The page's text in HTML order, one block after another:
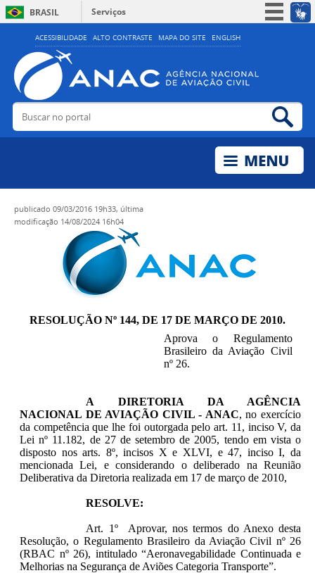
ACESSIBILIDADE ALTO CONTRASTE MAPA DO SITE ENGLISH
BRASIL
Serviços
Simplifique!
Acesso à informação
Legislação
Buscar no portal
publicado 09/03/2016 19h33, última
modificação 14/08/2024 16h04
RESOLUÇÃO Nº 144, DE 17 DE MARÇO DE 2010.
Aprova o Regulamento
Brasileiro da Aviação Civil
nº 26.
A
DIRETORIA DA AGÊNCIA
NACIONAL DE AVIAÇÃO CIVIL - ANAC, no exercício
da competência que lhe foi outorgada pelo art. 11, inciso V, da
Lei nº 11.182, de 27 de setembro de 2005, tendo em vista o
disposto nos arts. 8º, incisos X e XLVI, e 47, inciso I, da
mencionada Lei, e considerando o deliberado na Reunião
Deliberativa da Diretoria realizada em 17 de março de 2010,
RESOLVE:
Art. 1º Aprovar, nos termos do Anexo desta
Resolução, o Regulamento Brasileiro da Aviação Civil nº 26
(RBAC nº 26), intitulado “Aeronavegabilidade Continuada e
Melhorias na Segurança de Aviões Categoria Transporte”.